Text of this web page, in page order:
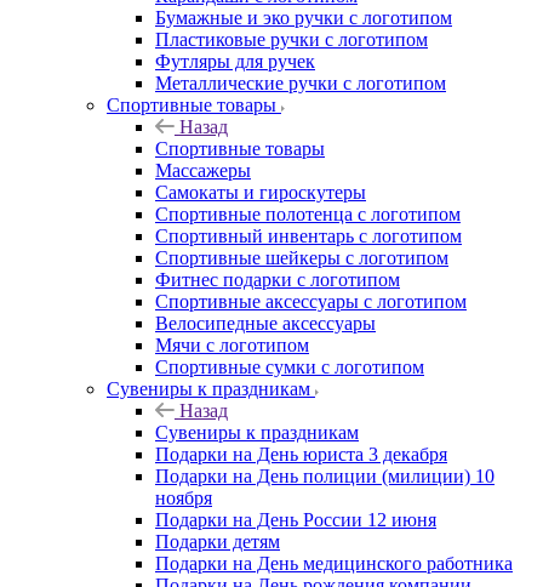
Бумажные и эко ручки с логотипом
Пластиковые ручки с логотипом
Футляры для ручек
Металлические ручки с логотипом
Спортивные товары
Назад
Спортивные товары
Массажеры
Самокаты и гироскутеры
Спортивные полотенца с логотипом
Спортивный инвентарь с логотипом
Спортивные шейкеры с логотипом
Фитнес подарки с логотипом
Спортивные аксессуары с логотипом
Велосипедные аксессуары
Мячи с логотипом
Спортивные сумки с логотипом
Сувениры к праздникам
Назад
Сувениры к праздникам
Подарки на День юриста 3 декабря
Подарки на День полиции (милиции) 10
ноября
Подарки на День России 12 июня
Подарки детям
Подарки на День медицинского работника